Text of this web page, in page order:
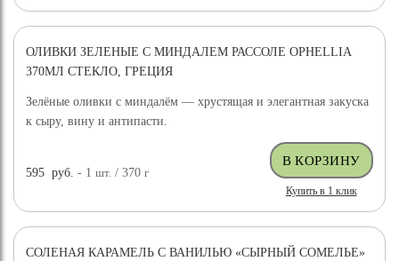
ОЛИВКИ ЗЕЛЕНЫЕ С МИНДАЛЕМ РАССОЛЕ OPHELLIA
370МЛ СТЕКЛО, ГРЕЦИЯ
Зелёные оливки с миндалём — хрустящая и элегантная закуска
к сыру, вину и антипасти.
595 руб. - 1шт. / 370г
Купить в 1 клик
СОЛЕНАЯ КАРАМЕЛЬ С ВАНИЛЬЮ «СЫРНЫЙ СОМЕЛЬЕ»